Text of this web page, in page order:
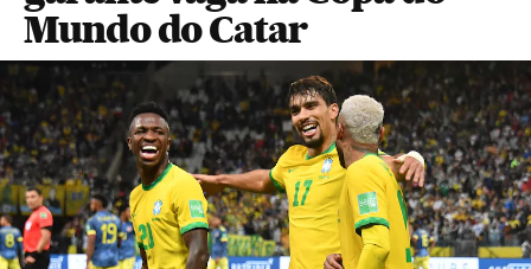
Mundo do Catar